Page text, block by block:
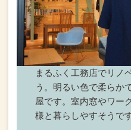
まるふく工務店でリノ
う。 明るい色で柔らか
屋です。室内窓やワー
様と暮らしやすそうで